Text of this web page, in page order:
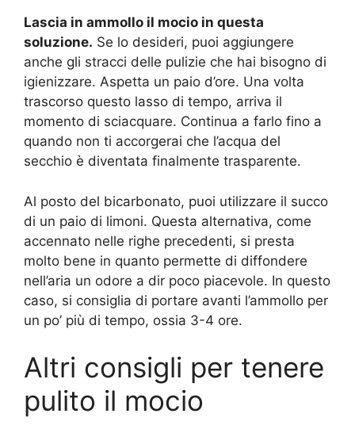
Lascia in ammollo il mocio in questa
soluzione. Se lo desideri, puoi aggiungere
anche gli stracci delle pulizie che hai bisogno di
igienizzare. Aspetta un paio d’ore. Una volta
trascorso questo lasso di tempo, arriva il
momento di sciacquare. Continua a farlo fino a
quando non ti accorgerai che l’acqua del
secchio è diventata finalmente trasparente.
Al posto del bicarbonato, puoi utilizzare il succo
di un paio di limoni. Questa alternativa, come
accennato nelle righe precedenti, si presta
molto bene in quanto permette di diffondere
nell’aria un odore a dir poco piacevole. In questo
caso, si consiglia di portare avanti l’ammollo per
un po’ più di tempo, ossia 3-4 ore.
Altri consigli per tenere
pulito il mocio